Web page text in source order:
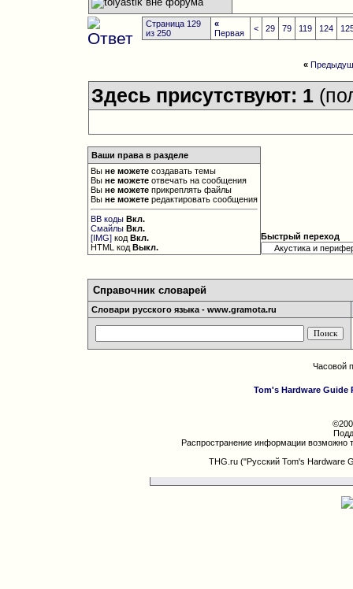
Страница 129
из 250
«
Первая
< 29 79 119 124
«
Здесь присутствуют: 1
Ваши права в разделе
Выне можете создавать темы
Выне можете отвечать на сообщения
Выне можете прикреплять файлы
Выне можете редактировать сообщения
BB коды Вкл.
Смайлы Вкл.
[IMG] кодВкл.
HTML кодВыкл.
Быстрый переход
Справочник словарей
Словари русского языка - www.gramota.ru
Часовой
Tom's Hardware Guide
Распространение информации возможно
THG.ru ("Русский Tom's Hardware